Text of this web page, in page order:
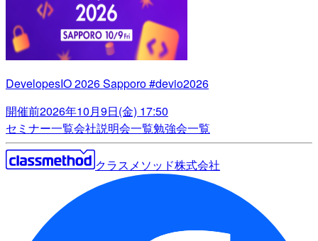
DevelopesIO 2026 Sapporo #devio2026
開催前2026年10月9日(金) 17:50
セミナー一覧会社説明会一覧勉強会一覧
クラスメソッド株式会社